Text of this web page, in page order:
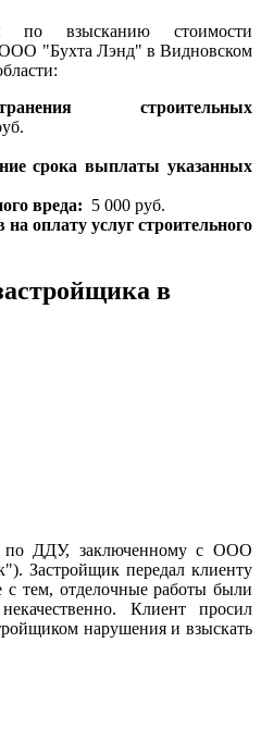
по взысканию стоимости
ООО "Бухта Лэнд" в Видновском
строительных
срока выплаты указанных
вреда: 5 000 руб.
оплату услуг строительного
в
по ДДУ, заключенному с ООО
Застройщик передал клиенту
с тем, отделочные работы были
Клиент просил
нарушения и взыскать